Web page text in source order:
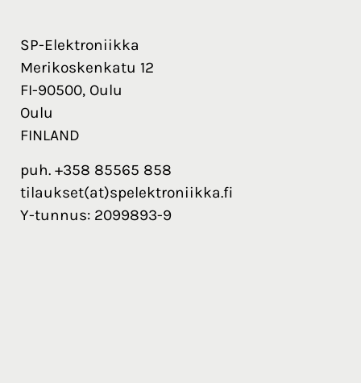
SP-Elektroniikka
Merikoskenkatu 12
FI-90500, Oulu
Oulu
FINLAND
puh. +358 85565 858
tilaukset(at)spelektroniikka.fi
Y-tunnus: 2099893-9